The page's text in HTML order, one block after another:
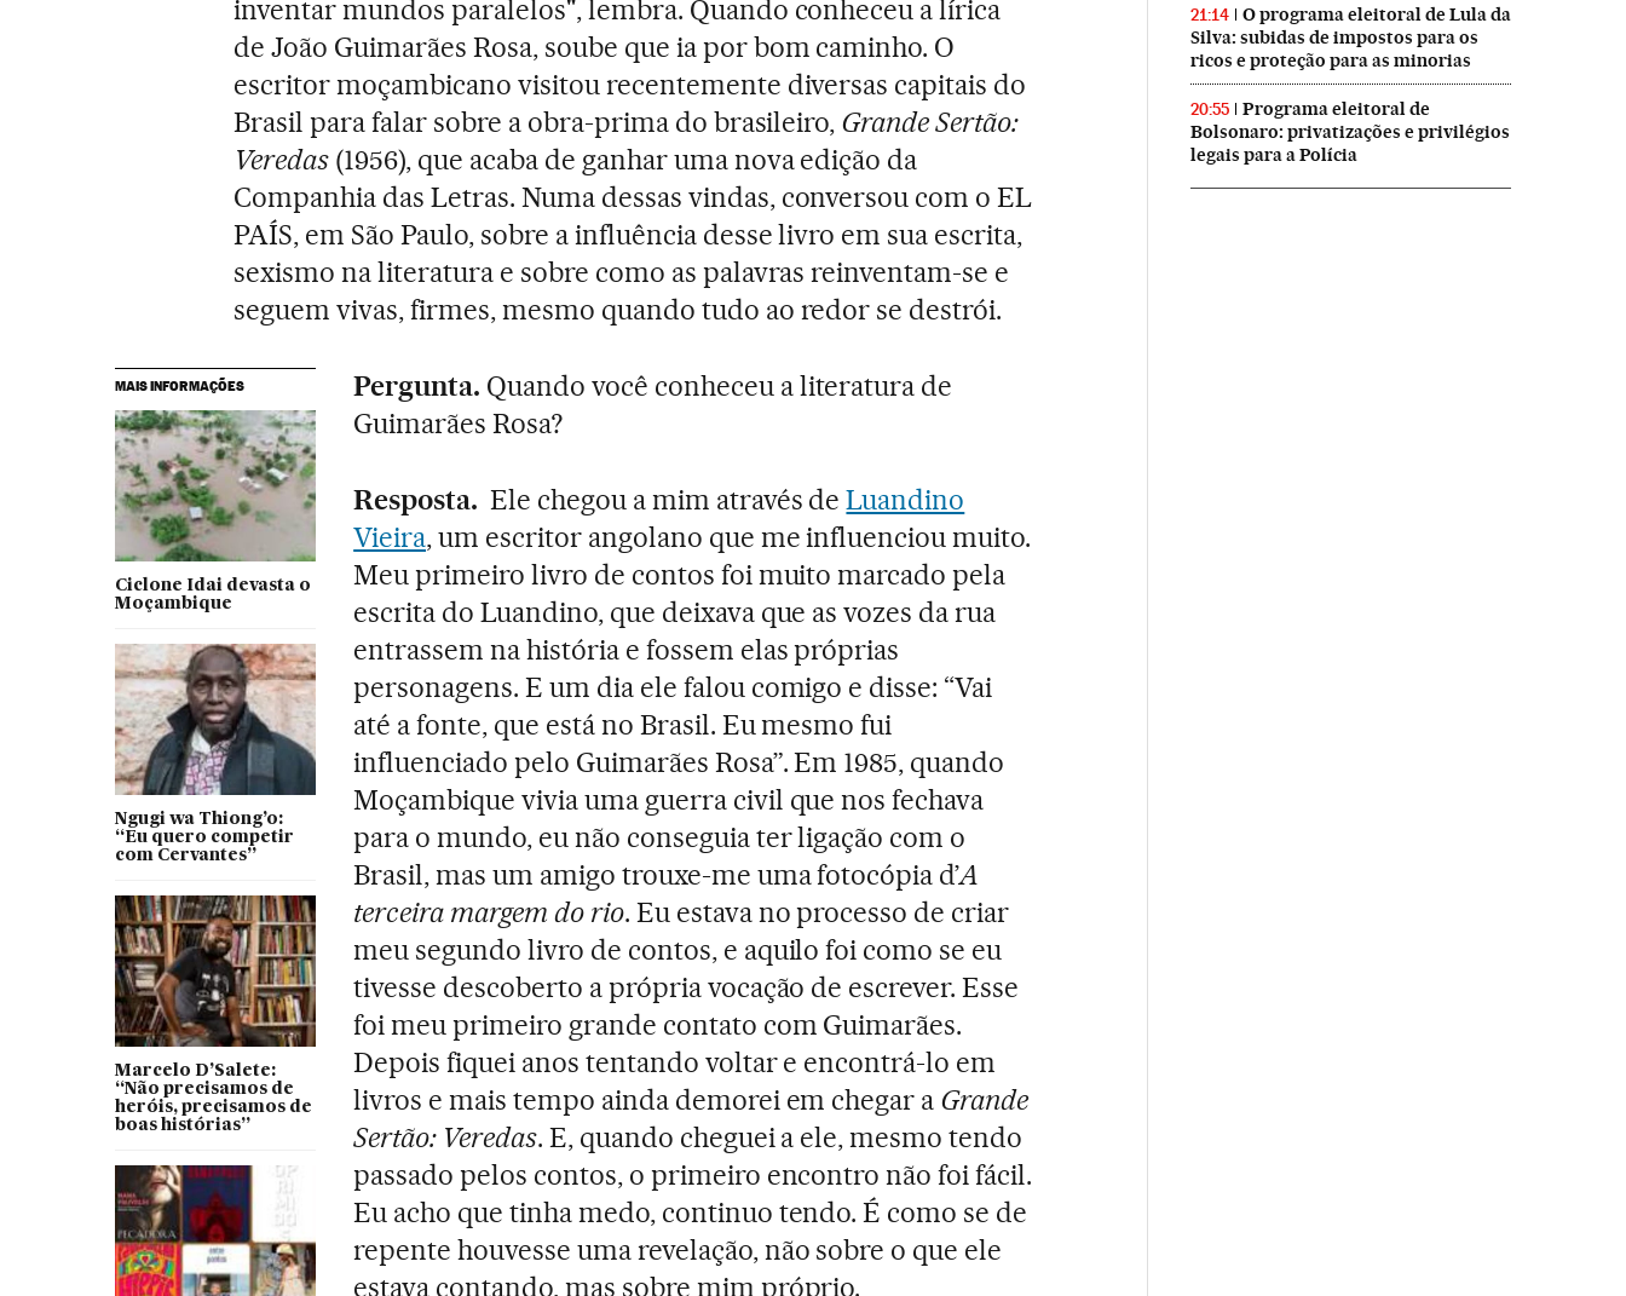
inventar mundos paralelos", lembra. Quando conheceu a lírica
de João Guimarães Rosa, soube que ia por bom caminho. O
escritor moçambicano visitou recentemente diversas capitais do
Brasil para falar sobre a obra-prima do brasileiro, Grande Sertão:
Veredas (1956), que acaba de ganhar uma nova edição da
Companhia das Letras. Numa dessas vindas, conversou com o EL
PAÍS, em São Paulo, sobre a influência desse livro em sua escrita,
sexismo na literatura e sobre como as palavras reinventam-se e
seguem vivas, firmes, mesmo quando tudo ao redor se destrói.
MAIS INFORMAÇÕES
Ciclone Idai devasta o
Moçambique
Ngugi wa Thiong’o:
“Eu quero competir
com Cervantes”
Marcelo D’Salete:
“Não precisamos de
heróis, precisamos de
boas histórias”
Pergunta. Quando você conheceu a literatura de
Guimarães Rosa?
Resposta. Ele chegou a mim através deLuandino
Vieira, um escritor angolano que me influenciou muito.
Meu primeiro livro de contos foi muito marcado pela
escrita do Luandino, que deixava que as vozes da rua
entrassem na história e fossem elas próprias
personagens. E um dia ele falou comigo e disse: “Vai
até a fonte, que está no Brasil. Eu mesmo fui
influenciado pelo Guimarães Rosa”. Em 1985, quando
Moçambique vivia uma guerra civil que nos fechava
para o mundo, eu não conseguia ter ligação com o
Brasil, mas um amigo trouxe-me uma fotocópia d’A
terceira margem do rio. Eu estava no processo de criar
meu segundo livro de contos, e aquilo foi como se eu
tivesse descoberto a própria vocação de escrever. Esse
foi meu primeiro grande contato com Guimarães.
Depois fiquei anos tentando voltar e encontrá-lo em
livros e mais tempo ainda demorei em chegar a Grande
Sertão: Veredas. E, quando cheguei a ele, mesmo tendo
passado pelos contos, o primeiro encontro não foi fácil.
Eu acho que tinha medo, continuo tendo. É como se de
repente houvesse uma revelação, não sobre o que ele
estava contando, mas sobre mim próprio.
21:14
O programa eleitoral de Lula da
Silva: subidas de impostos para os
ricos e proteção para as minorias
20:55
Programa eleitoral de
Bolsonaro: privatizações e privilégios
legais para a Polícia